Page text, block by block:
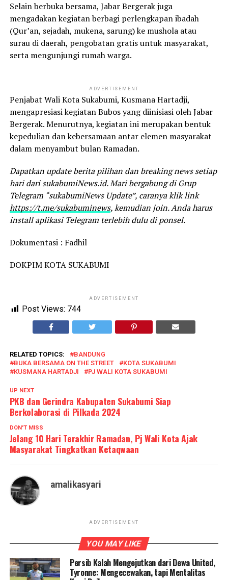
Selain berbuka bersama, Jabar Bergerak juga
mengadakan kegiatan berbagi perlengkapan ibadah
(Qur’an, sejadah, mukena, sarung) ke mushola atau
surau di daerah, pengobatan gratis untuk masyarakat,
serta mengunjungi rumah warga.
ADVERTISEMENT
Penjabat Wali Kota Sukabumi, Kusmana Hartadji,
mengapresiasi kegiatan Bubos yang diinisiasi oleh Jabar
Bergerak. Menurutnya, kegiatan ini merupakan bentuk
kepedulian dan kebersamaan antar elemen masyarakat
dalam menyambut bulan Ramadan.
Dapatkan update berita pilihan dan breaking news setiap
hari dari sukabumiNews.id. Mari bergabung di Grup
Telegram “sukabumiNews Update”, caranya klik link
https://t.me/sukabuminews, kemudian join. Anda harus
install aplikasi Telegram terlebih dulu di ponsel.
Dokumentasi : Fadhil
DOKPIM KOTA SUKABUMI
ADVERTISEMENT
Post Views: 744
RELATED TOPICS:
BANDUNG
BUKA BERSAMA ON THE STREET
KOTA SUKABUMI
KUSMANA HARTADJI
PJ WALI KOTA SUKABUMI
UP NEXT
PKB dan Gerindra Kabupaten Sukabumi Siap
Berkolaborasi di Pilkada 2024
DON'T MISS
Jelang 10 Hari Terakhir Ramadan, Pj Wali Kota Ajak
Masyarakat Tingkatkan Ketaqwaan
amalikasyari
ADVERTISEMENT
YOU MAY LIKE
Persib Kalah Mengejutkan dari Dewa United,
Tyronne: Mengecewakan, tapi Mentalitas